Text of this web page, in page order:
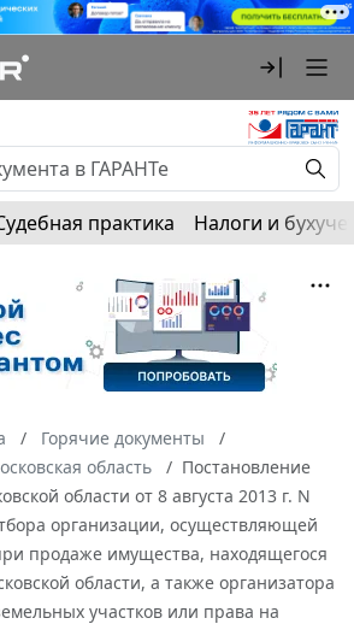
практика Налоги и
Горячие документы
область
Постановление
области от 8 августа 2013 г. N
организации, осуществляющей
продаже имущества, находящегося
области, а также организатора
участков или права на